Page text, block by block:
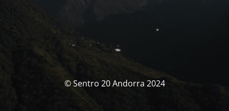
© Sentro 20 Andorra 2024